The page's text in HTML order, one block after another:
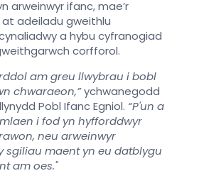
arweinwyr ifanc, mae’r
adeiladu gweithlu
a hybu cyfranogiad
corfforol.
am greu llwybrau i bobl
chwaraeon,”ychwanegodd
Pobl Ifanc Egniol. “P'un a
i fod yn hyfforddwyr
neu arweinwyr
sgiliau maent yn eu datblygu
am oes."